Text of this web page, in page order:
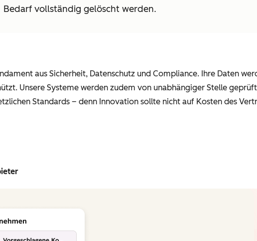
Bedarf vollständig gelöscht werden.
aus Sicherheit, Datenschutz und Compliance. Ihre Daten
Unsere Systeme werden zudem von unabhängiger Stelle
Standards – denn Innovation sollte nicht auf Kosten des